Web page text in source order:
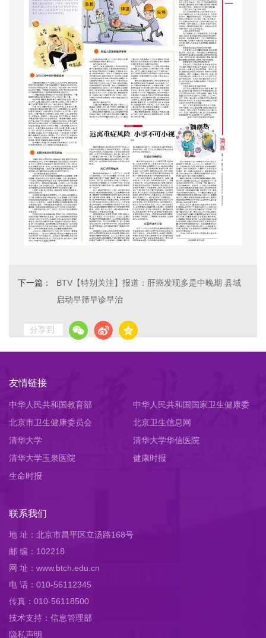
下一篇：
BTV【特别关注】报道：肝癌发现多是中晚期 县域
启动早筛早诊早治
分享到:
友情链接
中华人民共和国教育部
中华人民共和国国家卫生健康委
员会
北京市卫生健康委员会
北京卫生信息网
清华大学
清华大学华信医院
清华大学玉泉医院
健康时报
生命时报
联系我们
地 址：北京市昌平区立汤路168号
邮 编：102218
网 址：www.btch.edu.cn
电 话：010-56112345
传真：010-56118500
技术支持：信息管理部
隐私声明